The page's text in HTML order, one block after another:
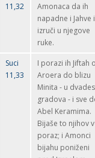
11,32
Amonaca da ih
napadne i Jahve
izruči u njegove
ruke.
Suci
11,33
I porazi ih Jiftah
Aroera do blizu
Minita - u
gradova - i sve
Abel Keramima.
Bijaše to njihov
poraz; i Amonci
bijahu poniženi